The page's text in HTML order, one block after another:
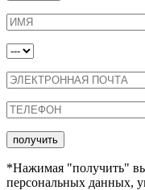
*Нажимая "получить" вы
персональных данных,